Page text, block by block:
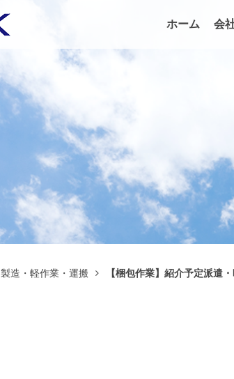
ホーム 会
製造・軽作業・運搬 【梱包作業】紹介予定派遣